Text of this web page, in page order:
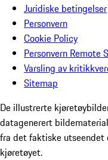
Juridiske betingelser
Personvern
Cookie Policy
Personvern Remote
Varsling av
Sitemap
De illustrerte
datagenerert
fra det faktiske
kjøretøyet.